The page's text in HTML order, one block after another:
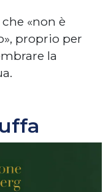
«non è
proprio per
la